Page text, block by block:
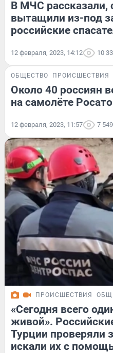
В МЧС рассказали,
вытащили из-под
российские
12 февраля, 2023, 14:12 10
ОБЩЕСТВО ПРОИСШЕСТВИЯ
Около 40 россиян
на самолёте
12 февраля, 2023, 11:57 7 549
ПРОИСШЕСТВИЯ
«Сегодня всего
живой».
Турции проверяли
искали их с